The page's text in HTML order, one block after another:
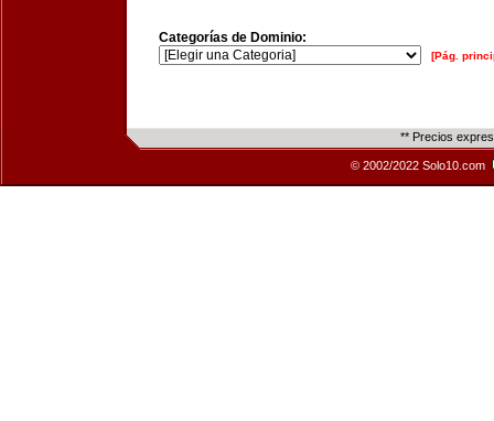
Categorías de Dominio:
[Pág.
** Precios
© 2002/2022 Solo10.com